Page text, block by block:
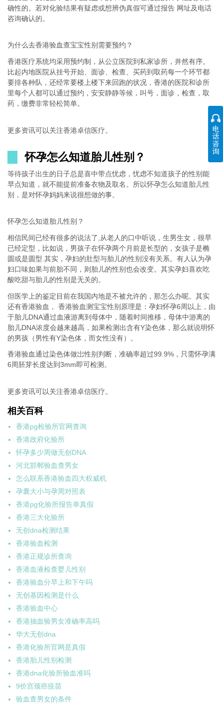
确性的。若对化验结果有疑虑或想辨伪真假可通过报告 网址及电话
咨询确认的。
为什么去香港验血查宝宝性别需要预约？
香港医疗系统均采用预约制，从公立医院到私家诊所，井然有序。
比起内地医院从挂号开始、面诊、检查、买药到取药每一个环节都
要排各种队，还经常要楼上楼下来回跑的状况，香港的医院和诊所
里每个人都可以通过预约，安安静静等候，叫号，面诊，检查，取
药，缴费非常轻松简单。
更多资讯可以关注香港卓信医疗。
怀孕怎么知道胎儿性别？
等待孩子出生的日子总是喜中带点忧虑，忧虑不知道孩子的性别能
早点知道，就不能提前准备衣物及取名。所以怀孕怎么知道胎儿性
别，是对怀孕妈妈来说很想做的事。
怀孕怎么知道胎儿性别？
相信民间已经有很多的说法了,从老人的口中听说，生男生女，很早
已经定型，比如说，男孩子在怀孕两个月前是长型的，女孩子是椭
圆或是圆型.其实，孕妇的肚型与胎儿的性别没有关系。有人认为孕
妇口味如果与前胎不同，则胎儿的性别也会改变。其实孕妇喜欢吃
酸吃甜与胎儿的性别是无关的。
但医学上的鉴定目前在我国内地是不被允许的，那怎么办呢。其实
还有香港验血， 香港验血测宝宝性别原理是：孕妇怀孕6周以上，由
于胎儿DNA通过血液游离到母体中，随着时间推移，母体中游离的
胎儿DNA浓度会越来越高，如果检测出含有Y染色体，那么就说明怀
的男孩（男性有Y染色体，而女性没有）。
香港验血通过染色体做岀性别判断，准确率超过99.9%，只需怀孕满
6周胚芽长度达到3mm即可检测。
更多资讯可以关注香港卓信医疗。
相关百科
香港pg检验所官网查询
香港政府化验所
怀孕多少周做无创DNA
河北邯郸验血查男女
怎么联系香港验血四大权威机
孕囊大小与孕周对照表
香港pg化验所报告单真假
香港三大化验所
无创dna检测结果
香港验血检测
香港正规诊所查询
香港血液检查婴儿性别
香港验血分早上和下午吗
无创基因检测是什么
香港验血中心
香港抽血验男女准确率高吗
华大无创dna
香港化验所官网是真假
香港胎儿性别检测
香港dna化验所验血准吗
9价宫颈癌疫苗
验血查男女的条件